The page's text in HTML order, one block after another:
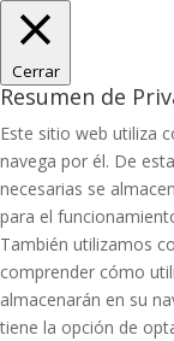
Cerrar
Resumen de
Este sitio web utiliza
navega por él. De
necesarias se
para el
También utilizamos
comprender cómo
almacenarán en su
tiene la opción de